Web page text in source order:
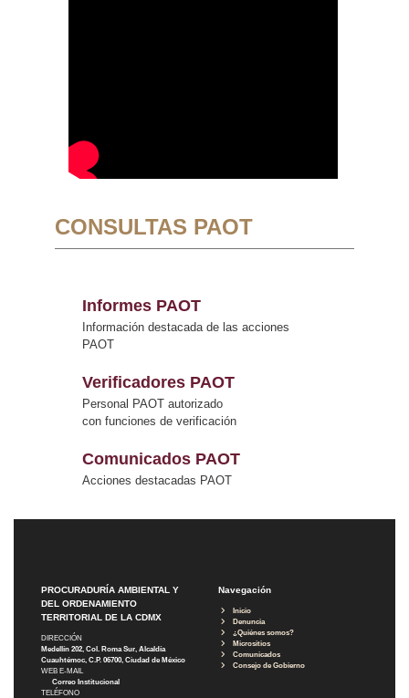
CONSULTAS PAOT
Informes PAOT
Información destacada de las acciones
PAOT
Verificadores PAOT
Personal PAOT autorizado
con funciones de verificación
Comunicados PAOT
Acciones destacadas PAOT
PROCURADURÍA AMBIENTAL Y
DEL ORDENAMIENTO
TERRITORIAL DE LA CDMX
DIRECCIÓN
Medellín 202, Col. Roma Sur, Alcaldía
Cuauhtémoc, C.P. 06700, Ciudad de México
WEB E-MAIL
Correo Institucional
TELÉFONO
Navegación
Inicio
Denuncia
¿Quiénes somos?
Micrositios
Comunicados
Consejo de Gobierno